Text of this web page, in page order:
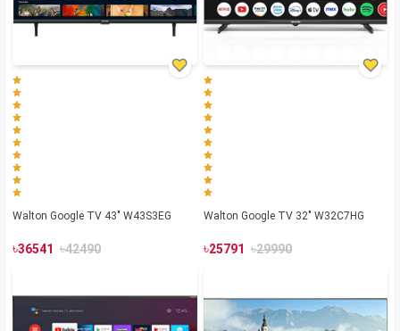
Walton Google TV 43" W43S3EG
৳36541 ৳42490
Walton Google TV 32" W32C7HG
৳25791 ৳29990